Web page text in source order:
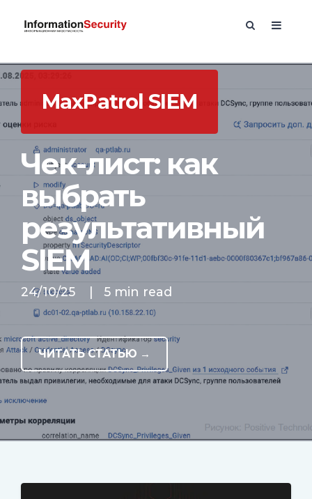
MaxPatrol SIEM
Чек-лист: как
выбрать
результативный
SIEM
24/10/25 5 min read
ЧИТАТЬ СТАТЬЮ →